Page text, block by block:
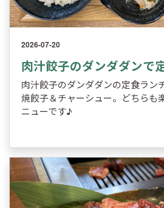
2026-07-20
肉汁餃子のダンダダンで
肉汁餃子のダンダダンの定食ラン
焼餃子＆チャーシュー。どちらも
ニューです♪